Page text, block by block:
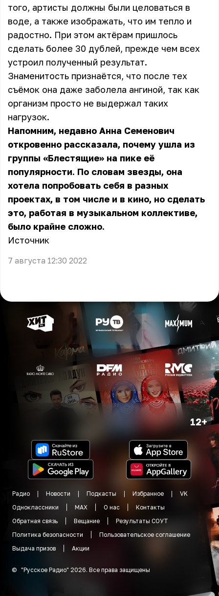
того, артисты должны были целоваться в
воде, а также изображать, что им тепло и
радостно. При этом актёрам пришлось
сделать более 30 дублей, прежде чем всех
устроил полученный результат.
Знаменитость признаётся, что после тех
съёмок она даже заболела ангиной, так как
организм просто не выдержал таких
нагрузок.
Напомним, недавно Анна Семенович
откровенно рассказала, почему ушла из
группы «Блестящие» на пике её
популярности. По словам звезды, она
хотела попробовать себя в разных
проектах, в том числе и в кино, но сделать
это, работая в музыкальном коллективе,
было крайне сложно.
Источник
7 августа 12:30 2022
12+
Радио Новости Подкасты Избранное
VK
Одноклассники
MAX О нас
Контакты
Обратная связь
Вещание
Результаты СОУТ
Политика безопасности
Пользовательское соглашение
Выдача призов
Акции
© "Русское Радио" 2026. Все права защищены